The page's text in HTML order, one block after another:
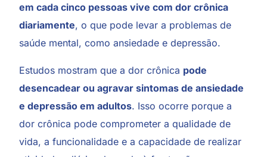
em cada cinco pessoas vive com dor crônica
diariamente, o que pode levar a problemas de
saúde mental, como ansiedade e depressão.
Estudos mostram que a dor crônica pode
desencadear ou agravar sintomas de ansiedade
e depressão em adultos. Isso ocorre porque a
dor crônica pode comprometer a qualidade de
vida, a funcionalidade e a capacidade de realizar